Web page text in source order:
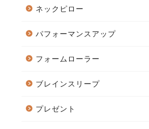
ネックピロー
パフォーマンスアップ
フォームローラー
ブレインスリープ
プレゼント